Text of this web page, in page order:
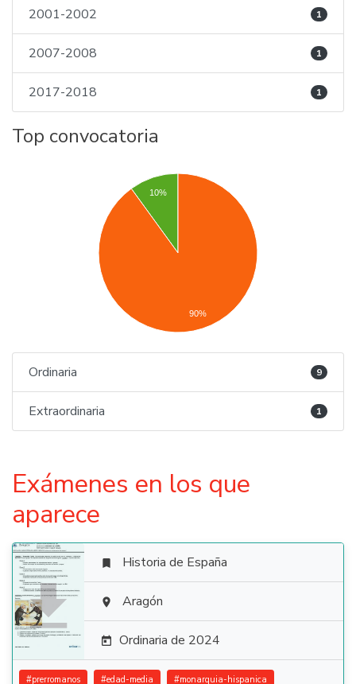
2001-2002 1
2007-2008 1
2017-2018 1
Top convocatoria
10%
90%
Ordinaria 9
Extraordinaria 1
Exámenes en los que
aparece

 Historia de España
 Aragón
 Ordinaria de 2024
#prerromanos #edad-media #monarquia-hispanica